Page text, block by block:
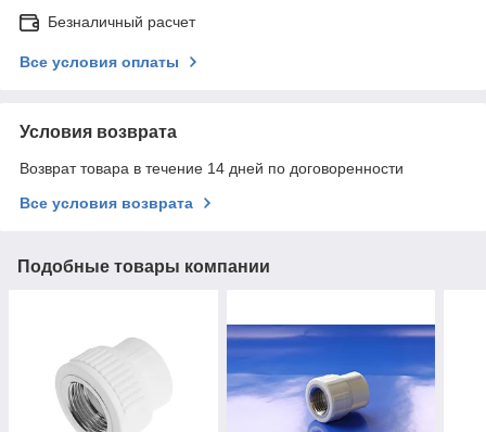
Безналичный расчет
Все условия оплаты
Условия возврата
Возврат товара в течение 14 дней по договоренности
Все условия возврата
Подобные товары компании